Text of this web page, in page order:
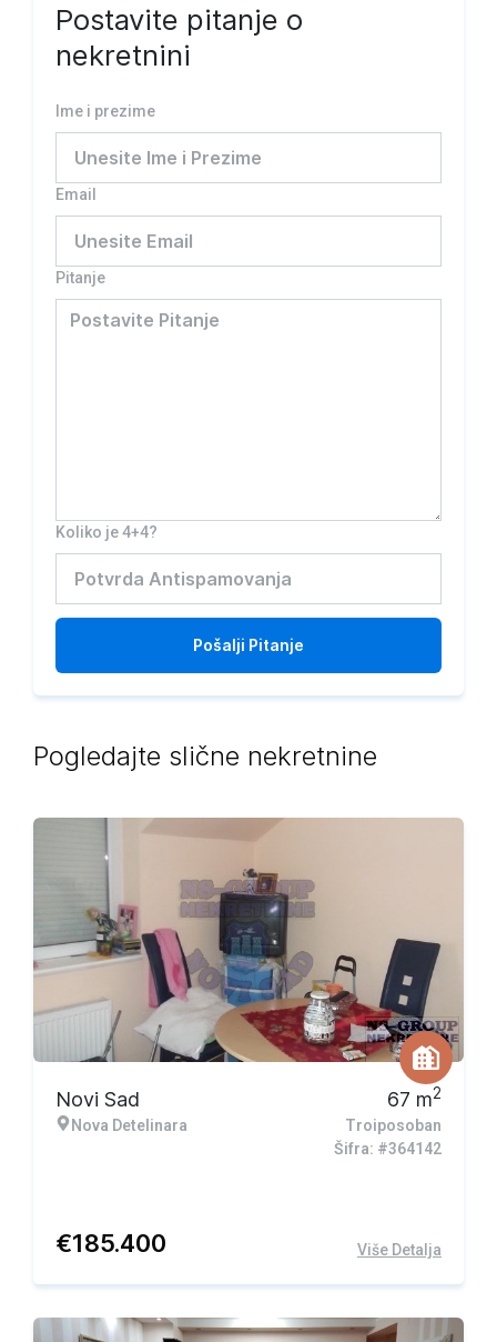
Postavite pitanje o
nekretnini
Ime i prezime
Email
Pitanje
Koliko je 4+4?
Pošalji Pitanje
Pogledajte slične nekretnine
Novi Sad
Nova Detelinara
67 m2
Troiposoban
Šifra: #364142
€185.400 Više Detalja